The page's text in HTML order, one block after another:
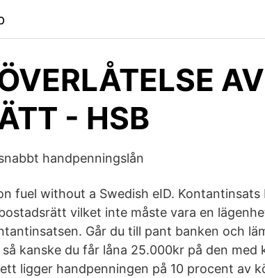
AV
- HSB
handpenningslån
fuel without a Swedish eID.
vilket inte måste vara en
Går du till pant banken och
kanske du får låna 25.000kr på den med
ligger handpenningen på 10 procent av